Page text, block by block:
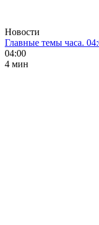
Новости
Главные темы часа.
04:00
4 мин